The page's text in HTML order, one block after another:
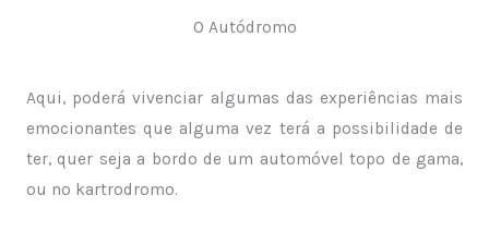
O Autódromo
Aqui, poderá vivenciar algumas das experiências mais
emocionantes que alguma vez terá a possibilidade de
ter, quer seja a bordo de um automóvel topo de gama,
ou no kartrodromo.